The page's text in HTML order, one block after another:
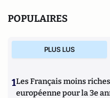
POPULAIRES
PLUS LUS
1Les Français moins
européenne pour la 3e